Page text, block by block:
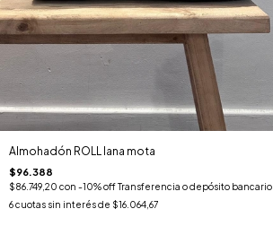
Almohadón ROLL lana mota
$96.388
$86.749,20 con -10% off Transferencia o depósito bancario
6cuotas sin interés de $16.064,67